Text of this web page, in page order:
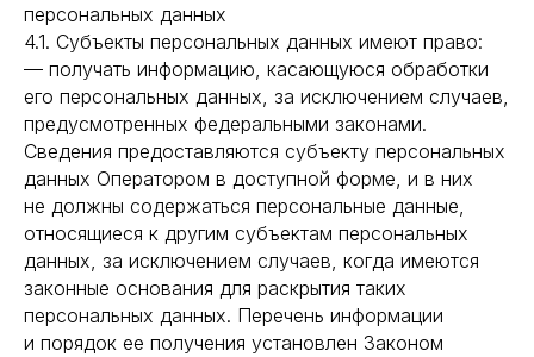
персональных данных
4.1. Субъекты персональных данных имеют право:
— получать информацию, касающуюся обработки
его персональных данных, за исключением случаев,
предусмотренных федеральными законами.
Сведения предоставляются субъекту персональных
данных Оператором в доступной форме, и в них
не должны содержаться персональные данные,
относящиеся к другим субъектам персональных
данных, за исключением случаев, когда имеются
законные основания для раскрытия таких
персональных данных. Перечень информации
и порядок ее получения установлен Законом